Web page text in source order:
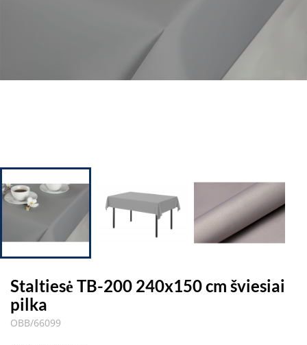
Staltiesė TB-200 240x150 cm šviesiai
pilka
OBB/66099